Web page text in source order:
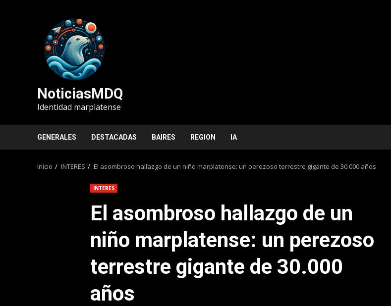
NoticiasMDQ
Identidad marplatense
GENERALES DESTACADAS BAIRES REGION IA
Inicio INTERES El asombroso hallazgo de un niño marplatense: un perezoso terrestre gigante de 30.000 años
INTERES
El asombroso hallazgo de un
niño marplatense: un perezoso
terrestre gigante de 30.000
años